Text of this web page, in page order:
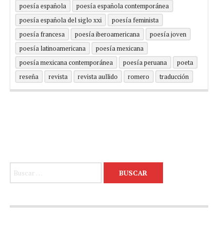
poesía española
poesía española contemporánea
poesía española del siglo xxi
poesía feminista
poesía francesa
poesía iberoamericana
poesía joven
poesía latinoamericana
poesía mexicana
poesía mexicana contemporánea
poesía peruana
poeta
reseña
revista revista aullido romero traducción